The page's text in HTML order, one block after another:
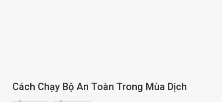
Cách Chạy Bộ An Toàn Trong Mùa Dịch